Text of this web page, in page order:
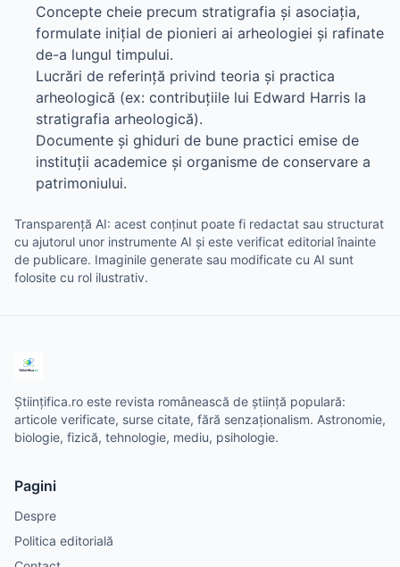
Concepte cheie precum stratigrafia și asociația,
formulate inițial de pionieri ai arheologiei și rafinate
de-a lungul timpului.
Lucrări de referință privind teoria și practica
arheologică (ex: contribuțiile lui Edward Harris la
stratigrafia arheologică).
Documente și ghiduri de bune practici emise de
instituții academice și organisme de conservare a
patrimoniului.
Transparență AI: acest conținut poate fi redactat sau structurat
cu ajutorul unor instrumente AI și este verificat editorial înainte
de publicare. Imaginile generate sau modificate cu AI sunt
folosite cu rol ilustrativ.
Științifica.ro este revista românească de știință populară:
articole verificate, surse citate, fără senzaționalism. Astronomie,
biologie, fizică, tehnologie, mediu, psihologie.
Pagini
Despre
Politica editorială